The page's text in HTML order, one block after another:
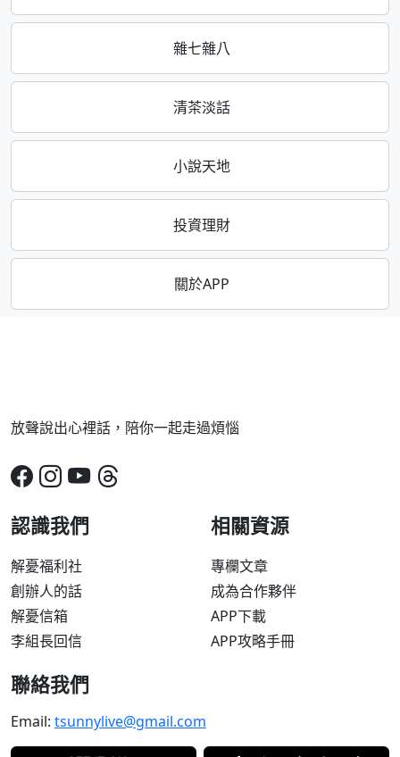
雜七雜八
清茶淡話
小說天地
投資理財
關於APP
放聲說出心裡話，陪你一起走過煩惱
認識我們
解憂福利社
創辦人的話
解憂信箱
李組長回信
相關資源
專欄文章
成為合作夥伴
APP下載
APP攻略手冊
聯絡我們
Email: tsunnylive@gmail.com